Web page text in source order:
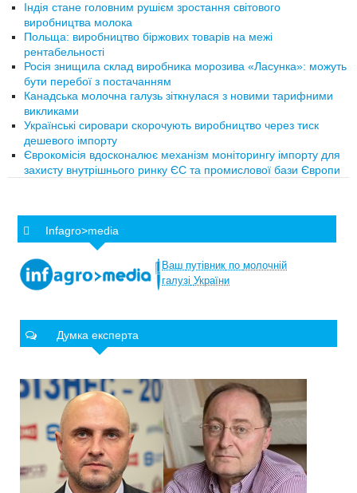
Індія стане головним рушієм зростання світового
виробництва молока
Польща: виробництво біржових товарів на межі
рентабельності
Росія знищила склад виробника морозива «Ласунка»: можуть
бути перебої з постачанням
Канадська молочна галузь зіткнулася з новими тарифними
викликами
Українські сировари скорочують виробництво через тиск
дешевого імпорту
Єврокомісія вдосконалює механізм моніторингу імпорту для
захисту внутрішнього ринку ЄС та промислової бази Європи
Infagro>media
Ваш путівник по молочній
галузі України
Думка експерта